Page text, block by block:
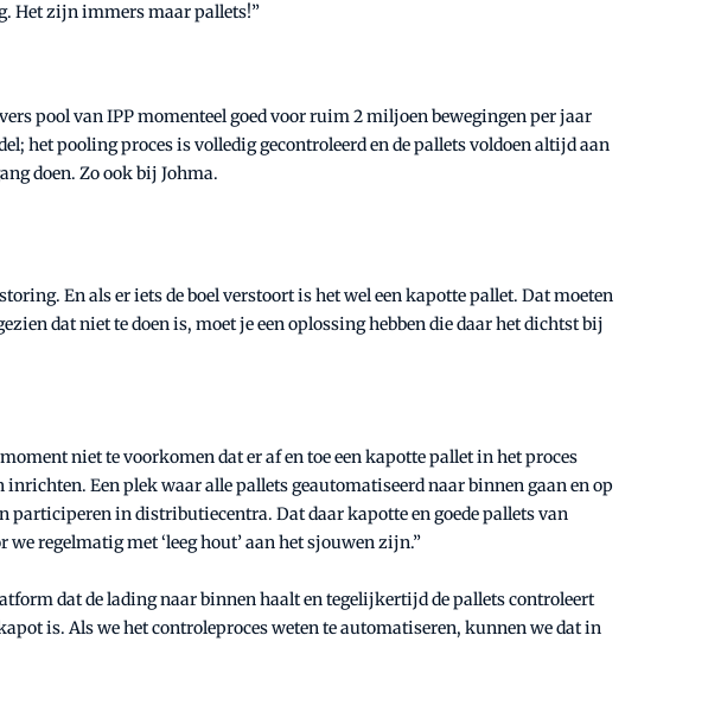
Het zijn immers maar pallets!”
pool van IPP momenteel goed voor ruim 2 miljoen bewegingen per jaar
het pooling proces is volledig gecontroleerd en de pallets voldoen altijd aan
doen. Zo ook bij Johma.
En als er iets de boel verstoort is het wel een kapotte pallet. Dat moeten
dat niet te doen is, moet je een oplossing hebben die daar het dichtst bij
niet te voorkomen dat er af en toe een kapotte pallet in het proces
Een plek waar alle pallets geautomatiseerd naar binnen gaan en op
participeren in distributiecentra. Dat daar kapotte en goede pallets van
regelmatig met ‘leeg hout’ aan het sjouwen zijn.”
dat de lading naar binnen haalt en tegelijkertijd de pallets controleert
is. Als we het controleproces weten te automatiseren, kunnen we dat in